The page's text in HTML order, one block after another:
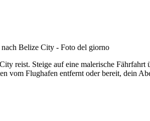
reist. Steige auf eine malerische
Flughafen entfernt oder bereit, dein